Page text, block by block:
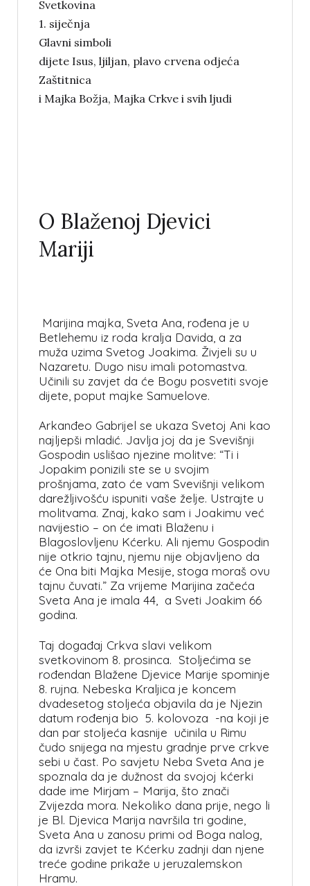
Svetkovina
1. siječnja
Glavni simboli
dijete Isus, ljiljan, plavo crvena odjeća
Zaštitnica
i Majka Božja, Majka Crkve i svih ljudi
O Blaženoj Djevici
Mariji
Marijina majka, Sveta Ana, rođena je u
Betlehemu iz roda kralja Davida, a za
muža uzima Svetog Joakima. Živjeli su u
Nazaretu. Dugo nisu imali potomastva.
Učinili su zavjet da će Bogu posvetiti svoje
dijete, poput majke Samuelove.
Arkanđeo Gabrijel se ukaza Svetoj Ani kao
najljepši mladić. Javlja joj da je Svevišnji
Gospodin uslišao njezine molitve: “Ti i
Jopakim ponizili ste se u svojim
prošnjama, zato će vam Svevišnji velikom
darežljivošću ispuniti vaše želje. Ustrajte u
molitvama. Znaj, kako sam i Joakimu već
navijestio – on će imati Blaženu i
Blagoslovljenu Kćerku. Ali njemu Gospodin
nije otkrio tajnu, njemu nije objavljeno da
će Ona biti Majka Mesije, stoga moraš ovu
tajnu čuvati.” Za vrijeme Marijina začeća
Sveta Ana je imala 44, a Sveti Joakim 66
godina.
Taj događaj Crkva slavi velikom
svetkovinom 8. prosinca. Stoljećima se
rođendan Blažene Djevice Marije spominje
8. rujna. Nebeska Kraljica je koncem
dvadesetog stoljeća objavila da je Njezin
datum rođenja bio 5. kolovoza -na koji je
dan par stoljeća kasnije učinila u Rimu
čudo snijega na mjestu gradnje prve crkve
sebi u čast. Po savjetu Neba Sveta Ana je
spoznala da je dužnost da svojoj kćerki
dade ime Mirjam – Marija, što znači
Zvijezda mora. Nekoliko dana prije, nego li
je Bl. Djevica Marija navršila tri godine,
Sveta Ana u zanosu primi od Boga nalog,
da izvrši zavjet te Kćerku zadnji dan njene
treće godine prikaže u jeruzalemskon
Hramu.